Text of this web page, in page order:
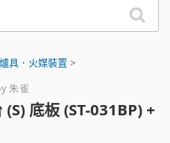
具．火媒裝置 >
朱雀
底板 (ST-031BP) +